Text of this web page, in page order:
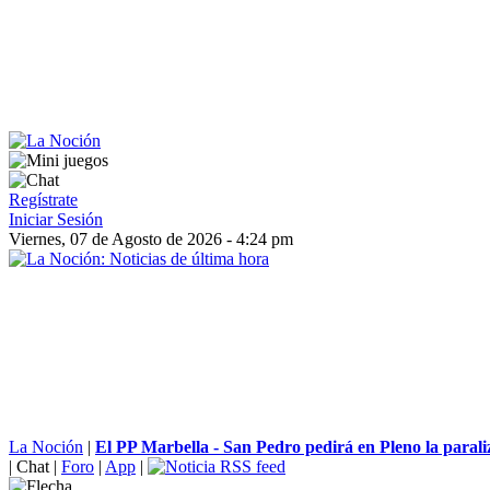
Regístrate
Iniciar Sesión
Viernes, 07 de Agosto de 2026 - 4:24 pm
La Noción | El PP Marbella - San Pedro pedirá en Pleno la
| Chat | Foro | App |